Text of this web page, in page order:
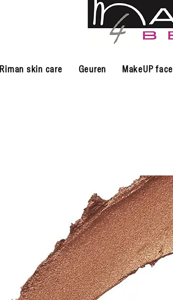
Riman skin care Geuren MakeUP face